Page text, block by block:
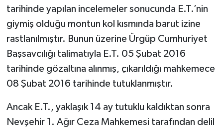
tarihinde yapılan incelemeler sonucunda E.T.’nin
giymiş olduğu montun kol kısmında barut izine
rastlanılmıştır. Bunun üzerine Ürgüp Cumhuriyet
Başsavcılığı talimatıyla E.T. 05 Şubat 2016
tarihinde gözaltına alınmış, çıkarıldığı mahkemece
08 Şubat 2016 tarihinde tutuklanmıştır.
Ancak E.T., yaklaşık 14 ay tutuklu kaldıktan sonra
Nevşehir 1. Ağır Ceza Mahkemesi tarafından delil